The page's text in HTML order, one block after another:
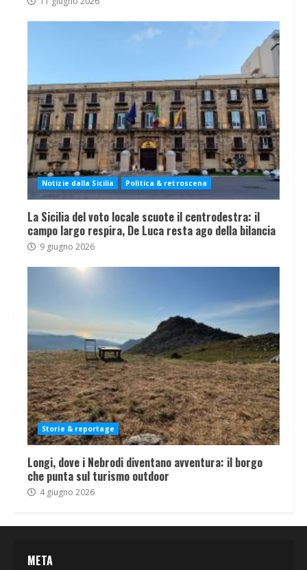
Notizie dalla Sicilia Politica & retroscena
La Sicilia del voto locale scuote il centrodestra: il
campo largo respira, De Luca resta ago della bilancia
9 giugno 2026
Storie & reportage
Longi, dove i Nebrodi diventano avventura: il borgo
che punta sul turismo outdoor
4 giugno 2026
META